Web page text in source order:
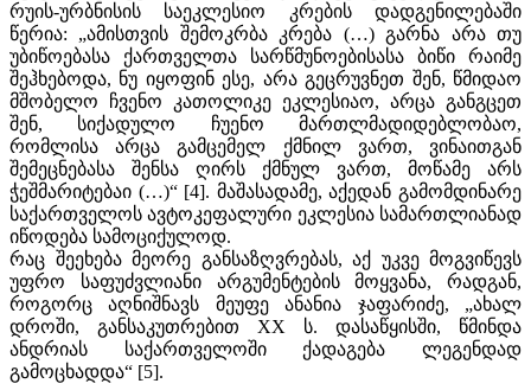
რუის-ურბნისის საეკლესიო კრების დადგენილებაში
წერია: „ამისთვის შემოკრბა კრება (…) გარნა არა თუ
უბიწოებასა ქართველთა სარწმუნოებისასა ბიწი რაიმე
შეჰხებოდა, ნუ იყოფინ ესე, არა გეცრუვნეთ შენ, წმიდაო
მშობელო ჩვენო კათოლიკე ეკლესიაო, არცა განგცეთ
შენ, სიქადულო ჩუენო მართლმადიდებლობაო,
რომლისა არცა გამცემელ ქმნილ ვართ, ვინაითგან
შემეცნებასა შენსა ღირს ქმნულ ვართ, მოწამე არს
ჭეშმარიტებაი (…)“ [4]. მაშასადამე, აქედან გამომდინარე
საქართველოს ავტოკეფალური ეკლესია სამართლიანად
იწოდება სამოციქულოდ.
რაც შეეხება მეორე განსაზღვრებას, აქ უკვე მოგვიწევს
უფრო საფუძვლიანი არგუმენტების მოყვანა, რადგან,
როგორც აღნიშნავს მეუფე ანანია ჯაფარიძე, „ახალ
დროში, განსაკუთრებით XX ს. დასაწყისში, წმინდა
ანდრიას საქართველოში ქადაგება ლეგენდად
გამოცხადდა“ [5].